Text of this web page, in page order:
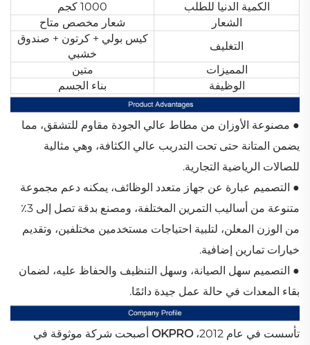
الكمية الدنيا للطلب
1000 كجم
الشعار
شعار مخصص متاح
التغليف
كيس بولي + كرتون + صندوق
خشبي
المميزات
متين
الوظيفة
بناء الجسم
● مصنوعة الأوزان من مطاط عالي الجودة مقاوم للتشقق، مما
يضمن المتانة حتى تحت التدريب عالي الكثافة، وهي مثالية
للصالات الرياضية التجارية.
● التصميم عبارة عن جهاز متعدد الوظائف، يمكنه دعم مجموعة
متنوعة من أساليب التمرين المختلفة، ومصنع بدقة تصل إلى 3٪
من الوزن المعلن، لتلبية احتياجات مستخدمين مختلفين، وتقديم
خيارات تمارين إضافية.
● التصميم سهل الصيانة، وسهل التنظيف والحفاظ عليه، لضمان
بقاء المعدات في حالة عمل جيدة دائمًا.
تأسست في عام 2012، OKPRO أصبحت شركة موثوقة في